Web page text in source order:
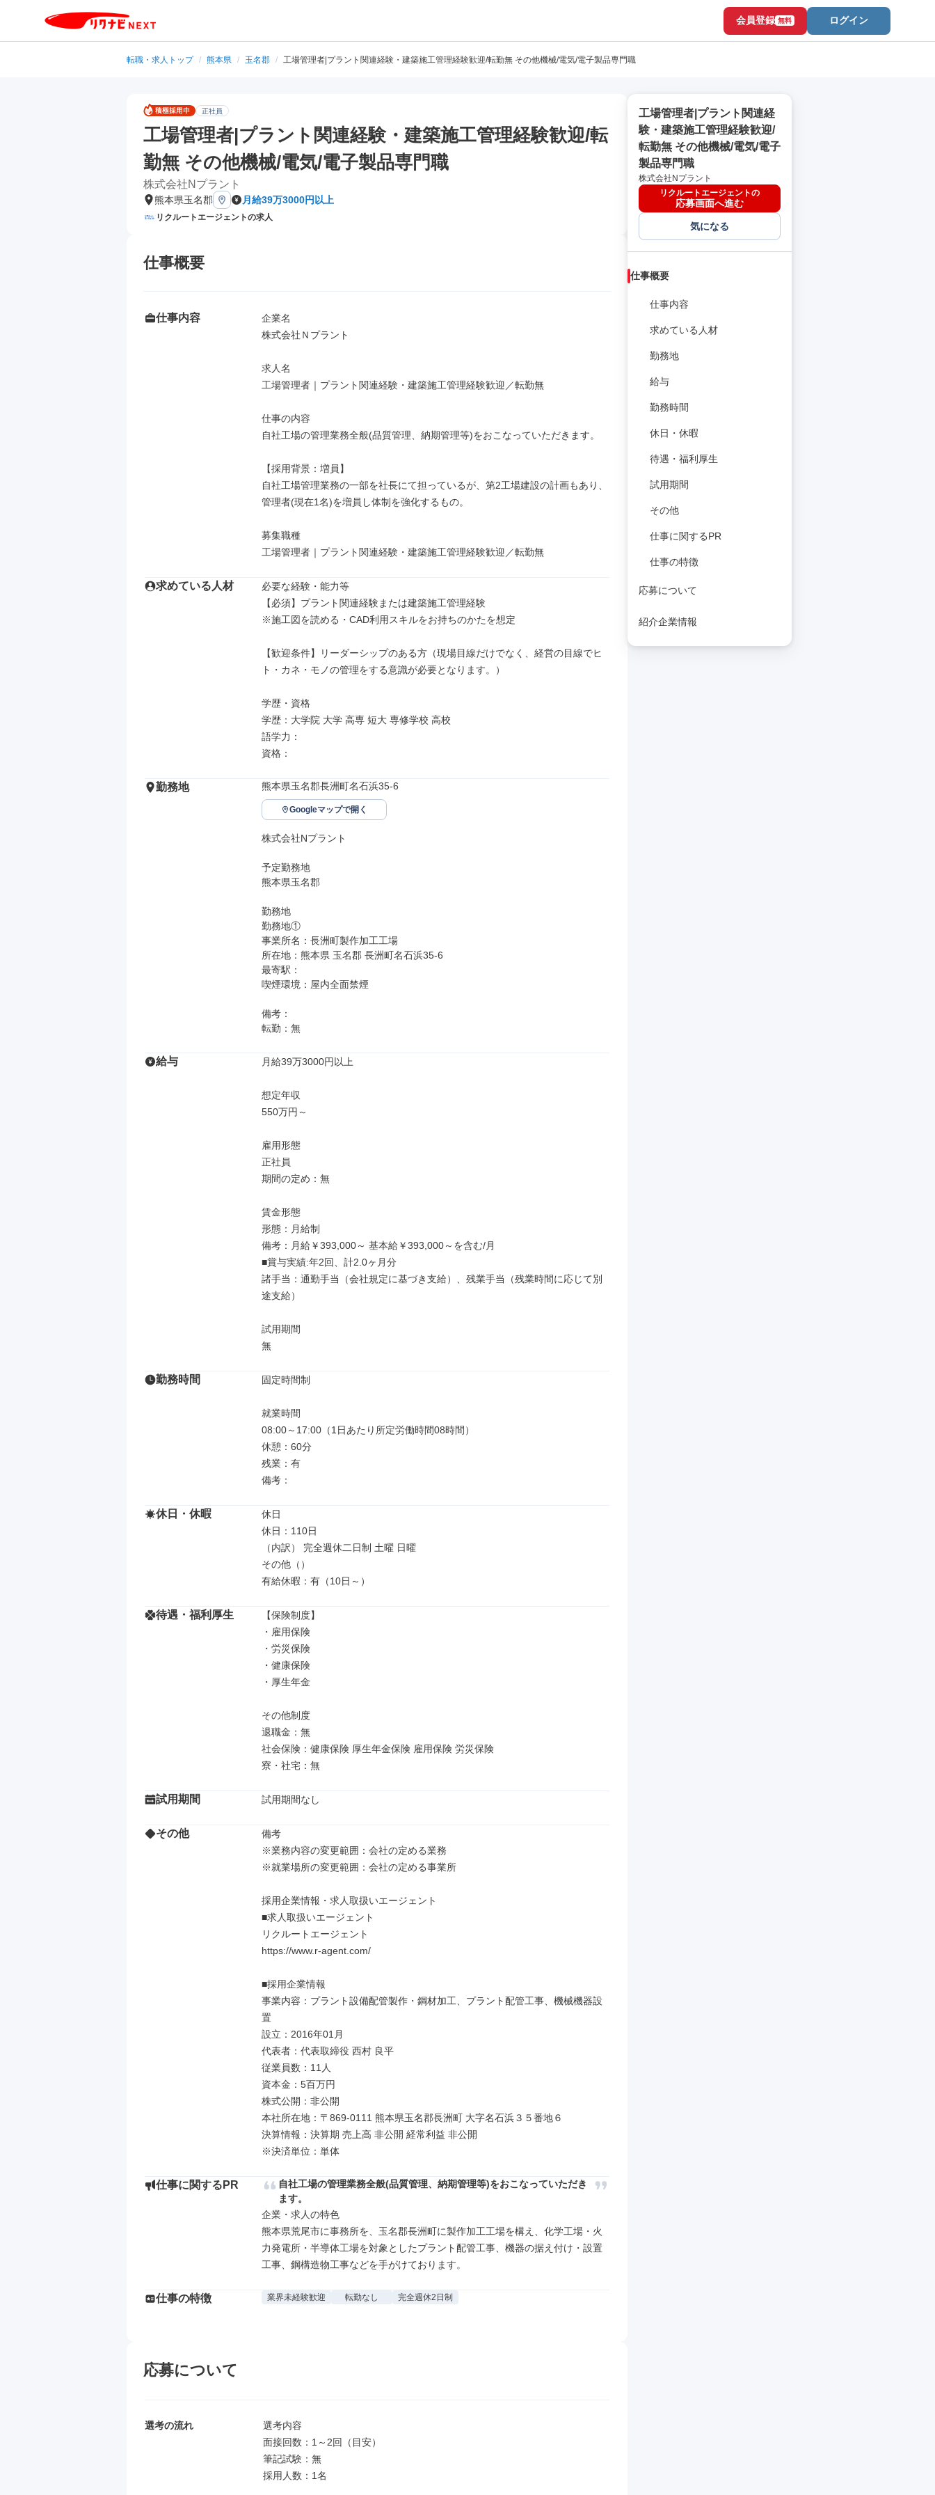
会員登録 無料 ログイン
転職・求人トップ / 熊本県 / 玉名郡 / 工場管理者|プラント関連経験・建築施工管理経験歓迎/転勤無 その他機械/電気/電子製品専門職
正社員
工場管理者|プラント関連経験・建築施工管理経験歓迎/転
勤無 その他機械/電気/電子製品専門職
株式会社Nプラント
熊本県玉名郡 月給39万3000円以上
リクルートエージェントの求人
仕事概要
仕事内容
企業名
株式会社Ｎプラント
求人名
工場管理者｜プラント関連経験・建築施工管理経験歓迎／転勤無
仕事の内容
自社工場の管理業務全般(品質管理、納期管理等)をおこなっていただきます。
【採用背景：増員】
自社工場管理業務の一部を社長にて担っているが、第2工場建設の計画もあり、
管理者(現在1名)を増員し体制を強化するもの。
募集職種
工場管理者｜プラント関連経験・建築施工管理経験歓迎／転勤無
求めている人材
必要な経験・能力等
【必須】プラント関連経験または建築施工管理経験
※施工図を読める・CAD利用スキルをお持ちのかたを想定
【歓迎条件】リーダーシップのある方（現場目線だけでなく、経営の目線でヒ
ト・カネ・モノの管理をする意識が必要となります。）
学歴・資格
学歴：大学院 大学 高専 短大 専修学校 高校
語学力：
資格：
勤務地 熊本県玉名郡長洲町名石浜35-6
Googleマップで開く
株式会社Nプラント
予定勤務地
熊本県玉名郡
勤務地
勤務地①
事業所名：長洲町製作加工工場
所在地：熊本県 玉名郡 長洲町名石浜35-6
最寄駅：
喫煙環境：屋内全面禁煙
備考：
転勤：無
給与 月給39万3000円以上
想定年収
550万円～
雇用形態
正社員
期間の定め：無
賃金形態
形態：月給制
備考：月給￥393,000～ 基本給￥393,000～を含む/月
■賞与実績:年2回、計2.0ヶ月分
諸手当：通勤手当（会社規定に基づき支給）、残業手当（残業時間に応じて別
途支給）
試用期間
無
勤務時間 固定時間制
就業時間
08:00～17:00（1日あたり所定労働時間08時間）
休憩：60分
残業：有
備考：
休日・休暇
休日
休日：110日
（内訳） 完全週休二日制 土曜 日曜
その他（）
有給休暇：有（10日～）
待遇・福利厚生
【保険制度】
・雇用保険
・労災保険
・健康保険
・厚生年金
その他制度
退職金：無
社会保険：健康保険 厚生年金保険 雇用保険 労災保険
寮・社宅：無
試用期間 試用期間なし
その他
備考
※業務内容の変更範囲：会社の定める業務
※就業場所の変更範囲：会社の定める事業所
採用企業情報・求人取扱いエージェント
■求人取扱いエージェント
リクルートエージェント
https://www.r-agent.com/
■採用企業情報
事業内容：プラント設備配管製作・鋼材加工、プラント配管工事、機械機器設
置
設立：2016年01月
代表者：代表取締役 西村 良平
従業員数：11人
資本金：5百万円
株式公開：非公開
本社所在地：〒869-0111 熊本県玉名郡長洲町 大字名石浜３５番地６
決算情報：決算期 売上高 非公開 経常利益 非公開
※決済単位：単体
仕事に関するPR
自社工場の管理業務全般(品質管理、納期管理等)をおこなっていただき
ます。
企業・求人の特色
熊本県荒尾市に事務所を、玉名郡長洲町に製作加工工場を構え、化学工場・火
力発電所・半導体工場を対象としたプラント配管工事、機器の据え付け・設置
工事、鋼構造物工事などを手がけております。
仕事の特徴 業界未経験歓迎 転勤なし 完全週休2日制
応募について
選考の流れ
選考内容
面接回数：1～2回（目安）
筆記試験：無
採用人数：1名
工場管理者|プラント関連経
験・建築施工管理経験歓迎/
転勤無 その他機械/電気/電子
製品専門職
株式会社Nプラント
リクルートエージェントの
応募画面へ進む
気になる
仕事概要
仕事内容
求めている人材
勤務地
給与
勤務時間
休日・休暇
待遇・福利厚生
試用期間
その他
仕事に関するPR
仕事の特徴
応募について
紹介企業情報